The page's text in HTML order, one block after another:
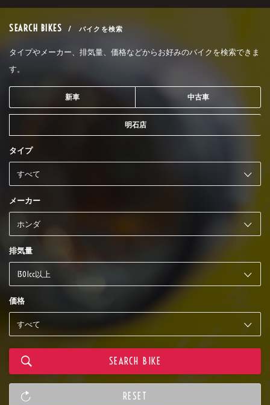
SEARCH BIKES / バイクを検索
タイプやメーカー、排気量、価格などからお好みのバイクを検索できま
す。
新車 中古車
明石店
タイプ
メーカー
排気量
価格